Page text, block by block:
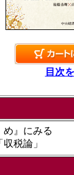
目次
め』にみる
税論」